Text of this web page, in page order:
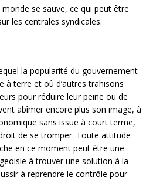
se sauve, ce qui peut être
les centrales syndicales.
la popularité du gouvernement
à terre et où d’autres trahisons
pour réduire leur peine ou de
abîmer encore plus son image, à
sans issue à court terme,
de se tromper. Toute attitude
en ce moment peut être une
à trouver une solution à la
à reprendre le contrôle pour